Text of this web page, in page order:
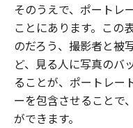
そのうえで、ポートレ
ことにあります。この
のだろう、撮影者と被
ど、見る人に写真のバ
ることが、ポートレー
ーを包含させることで
ができます。